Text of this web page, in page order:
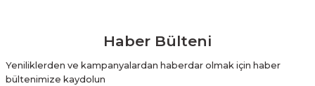
Haber Bülteni
Yeniliklerden ve kampanyalardan haberdar olmak için haber
bültenimize kaydolun